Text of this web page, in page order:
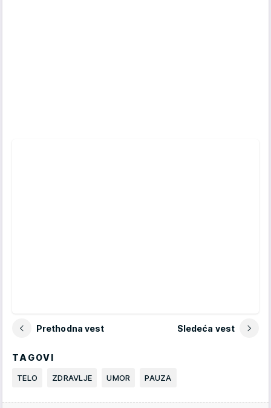
Prethodna vest Sledeća vest
TAGOVI
TELO ZDRAVLJE UMOR PAUZA